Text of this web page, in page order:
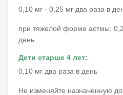
0,10 мг - 0,25 мг два раза в
при тяжелой форме астмы:
день.
Дети старше 4 лет:
0,10 мг два раза в день
Не изменяйте назначенную